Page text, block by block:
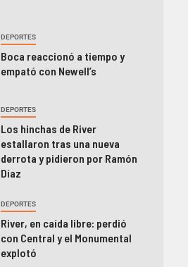
DEPORTES
Boca reaccionó a tiempo y
empató con Newell’s
DEPORTES
Los hinchas de River
estallaron tras una nueva
derrota y pidieron por Ramón
Díaz
DEPORTES
River, en caída libre: perdió
con Central y el Monumental
explotó